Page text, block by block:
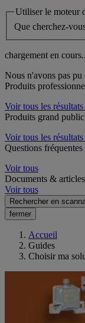
Utiliser le moteur
Que cherchez-
chargement en
Nous n'avons pas pu
Produits
Voir tous les
Produits grand public
Voir tous les
Questions fréquentes
Voir tous
Documents & articles
Voir tous
Rechercher en
fermer
Accueil
Guides
Choisir ma